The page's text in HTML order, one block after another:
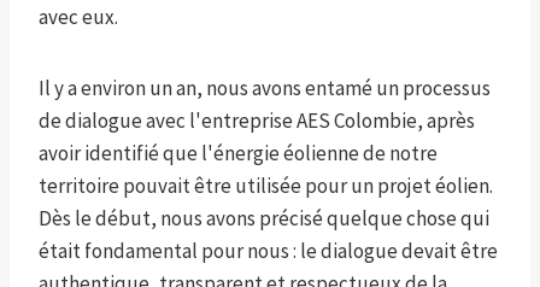
avec eux.
Il y a environ un an, nous avons entamé un processus
de dialogue avec l'entreprise AES Colombie, après
avoir identifié que l'énergie éolienne de notre
territoire pouvait être utilisée pour un projet éolien.
Dès le début, nous avons précisé quelque chose qui
était fondamental pour nous : le dialogue devait être